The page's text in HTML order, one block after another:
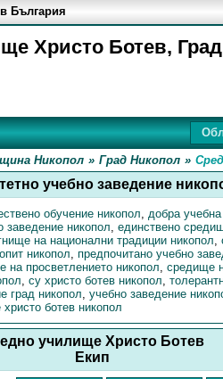
Христо Ботев,
България
Никопол » Град Никопол »
учебно заведение
обучение никопол, добра
заведение никопол, единствено
на национални традиции никопол,
никопол, предпочитано учебно
на просветлението никопол, средище
, су христо ботев никопол,
град никопол, учебно заведение
ботев никопол
училище Христо Ботев
Екип